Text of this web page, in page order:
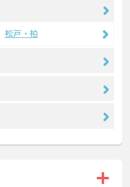
松戸・柏